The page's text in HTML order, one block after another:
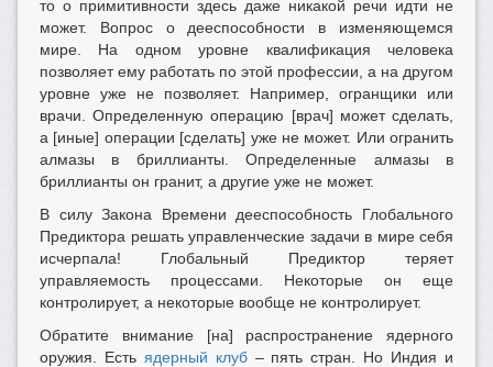
то о примитивности здесь даже никакой речи идти не
может. Вопрос о дееспособности в изменяющемся
мире. На одном уровне квалификация человека
позволяет ему работать по этой профессии, а на другом
уровне уже не позволяет. Например, огранщики или
врачи. Определенную операцию [врач] может сделать,
а [иные] операции [сделать] уже не может. Или огранить
алмазы в бриллианты. Определенные алмазы в
бриллианты он гранит, а другие уже не может.
В силу Закона Времени дееспособность Глобального
Предиктора решать управленческие задачи в мире себя
исчерпала! Глобальный Предиктор теряет
управляемость процессами. Некоторые он еще
контролирует, а некоторые вообще не контролирует.
Обратите внимание [на] распространение ядерного
оружия. Есть ядерный клуб– пять стран. Но Индия и